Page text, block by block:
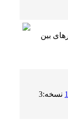
مسیر و شهرهای بین